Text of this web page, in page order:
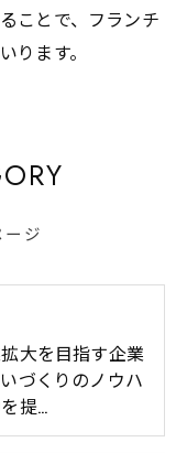
ことで、フランチ
ります。
ジ
大を目指す企業
づくりのノウハ
提…